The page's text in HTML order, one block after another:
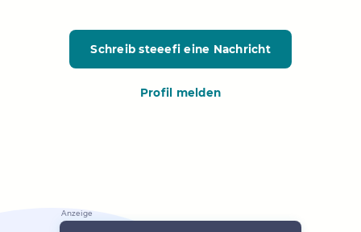
Schreib steeefi eine Nachricht
Profil melden